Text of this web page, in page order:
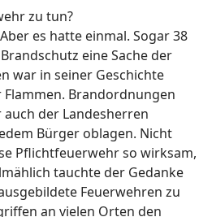
zu tun?
es hatte einmal. Sogar 38
eine Sache der
war in seiner Geschichte
Brandordnungen
der Landesherren
Bürger oblagen. Nicht
Pflichtfeuerwehr so wirksam,
tauchte der Gedanke
Feuerwehren zu
an vielen Orten den